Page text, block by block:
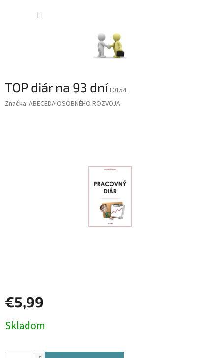
TOP diár na 93 dní10154
Značka: ABECEDA OSOBNÉHO ROZVOJA
€5,99
cena:
Skladom